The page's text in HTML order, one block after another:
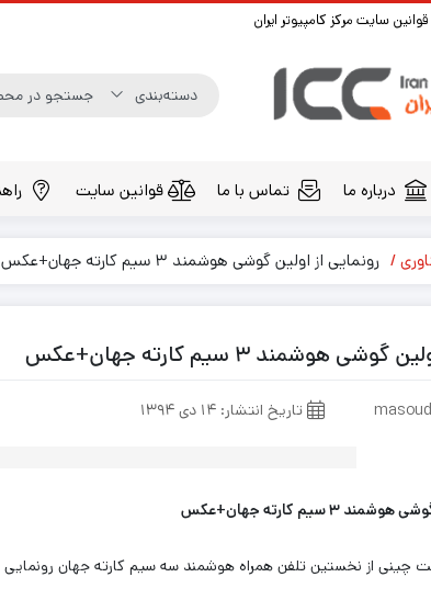
قوانین سایت مرکز کامپیوتر ایران
درباره ما تماس با ما قوانین سایت
رونمایی از اولین گوشی هوشمند ۳ سیم کارته جهان+عکس
هوشمند ۳ سیم کارته جهان+عکس
تاریخ انتشار: ۱۴ دی ۱۳۹۴
۳ سیم کارته جهان+عکس
از نخستین تلفن همراه هوشمند سه سیم کارته جهان رونمایی